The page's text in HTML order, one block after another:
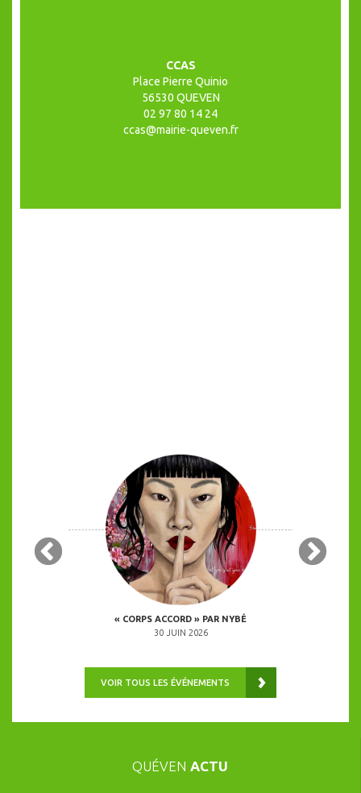
CCAS
Place Pierre Quinio
56530 QUEVEN
02 97 80 14 24
ccas@mairie-queven.fr
« CORPS ACCORD » PAR NYBÉ
30 JUIN 2026
VOIR TOUS LES ÉVÉNEMENTS
QUÉVEN ACTU